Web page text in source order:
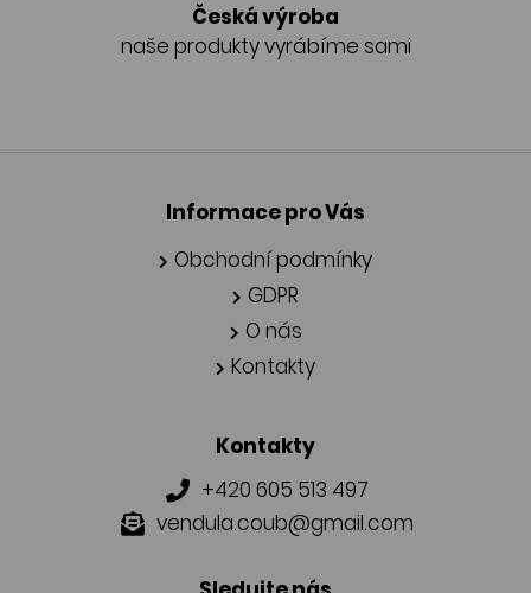
Česká výroba
naše produkty vyrábíme sami
Informace pro Vás
Obchodní podmínky
GDPR
O nás
Kontakty
Kontakty
+420 605 513 497
vendula.coub@gmail.com